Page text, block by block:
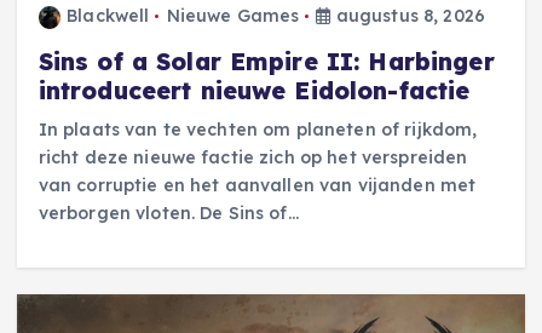
Blackwell Nieuwe Games augustus 8, 2026
Sins of a Solar Empire II: Harbinger
introduceert nieuwe Eidolon-factie
In plaats van te vechten om planeten of rijkdom,
richt deze nieuwe factie zich op het verspreiden
van corruptie en het aanvallen van vijanden met
verborgen vloten. De Sins of…